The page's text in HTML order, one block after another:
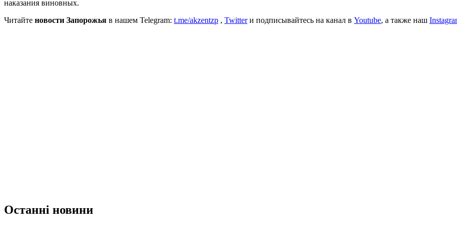
наказания виновных.
Читайте новости Запорожья в нашем Telegram: t.me/akzentzp , Twitterи подписывайтесь на канал в Youtube, а также наш
Останні новини